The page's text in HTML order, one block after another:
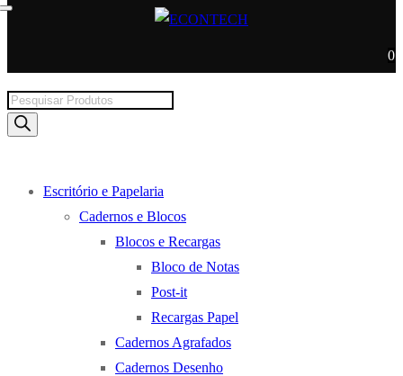
0
Products
search
Escritório e Papelaria
Cadernos e Blocos
Blocos e Recargas
Bloco de Notas
Post-it
Recargas Papel
Cadernos Agrafados
Cadernos Desenho